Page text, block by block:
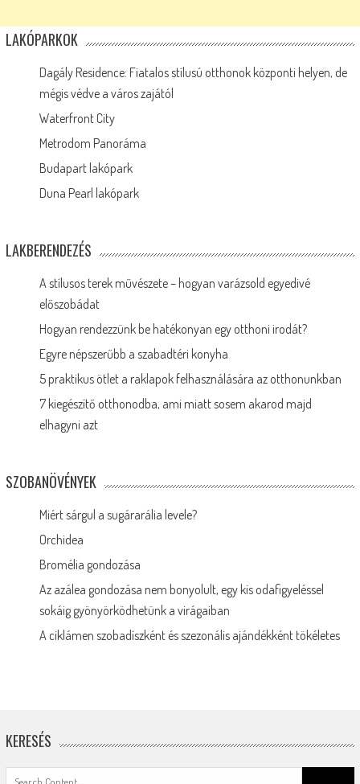
LAKÓPARKOK
Dagály Residence: Fiatalos stílusú otthonok központi helyen, de
mégis védve a város zajától
Waterfront City
Metrodom Panoráma
Budapart lakópark
Duna Pearl lakópark
LAKBERENDEZÉS
A stílusos terek művészete – hogyan varázsold egyedivé
előszobádat
Hogyan rendezzünk be hatékonyan egy otthoni irodát?
Egyre népszerűbb a szabadtéri konyha
5 praktikus ötlet a raklapok felhasználására az otthonunkban
7 kiegészítő otthonodba, ami miatt sosem akarod majd
elhagyni azt
SZOBANÖVÉNYEK
Miért sárgul a sugárarália levele?
Orchidea
Bromélia gondozása
Az azálea gondozása nem bonyolult, egy kis odafigyeléssel
sokáig gyönyörködhetünk a virágaiban
A ciklámen szobadíszként és szezonális ajándékként tökéletes
KERESÉS